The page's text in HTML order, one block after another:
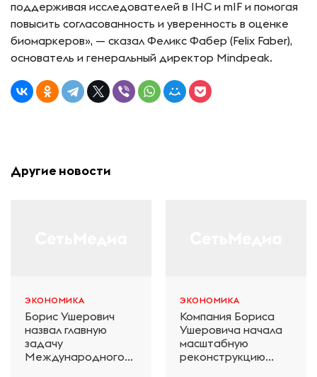
поддерживая исследователей в IHC и mIF и помогая
повысить согласованность и уверенность в оценке
биомаркеров», — сказал Феликс Фабер (Felix Faber),
основатель и генеральный директор Mindpeak.
Другие новости
ЭКОНОМИКА
Борис Ушерович
назвал главную
задачу
Международного
ЭКОНОМИКА
Компания Бориса
Ушеровича начала
масштабную
реконструкцию